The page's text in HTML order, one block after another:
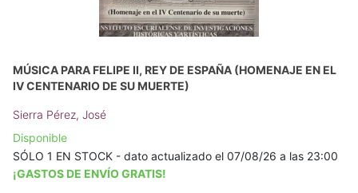
MÚSICA PARA FELIPE II, REY DE ESPAÑA (HOMENAJE EN EL
IV CENTENARIO DE SU MUERTE)
Sierra Pérez, José
Disponible
SÓLO 1 EN STOCK - dato actualizado el 07/08/26 a las 23:00
¡GASTOS DE ENVÍO GRATIS!